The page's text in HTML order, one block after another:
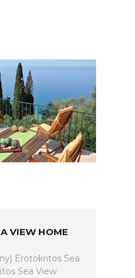
VIEW HOME
Erotokritos Sea
Sea View